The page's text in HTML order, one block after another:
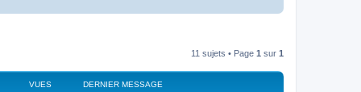
11 sujets • Page 1 sur 1
VUES DERNIER MESSAGE